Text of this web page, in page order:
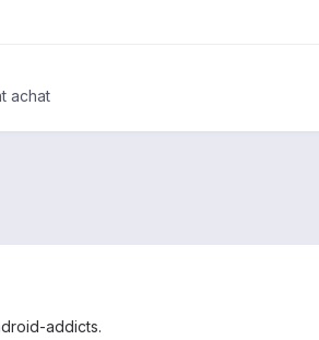
achat
addicts.